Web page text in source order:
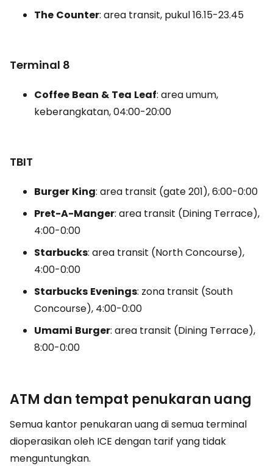
The Counter: area transit, pukul 16.15-23.45
Terminal 8
Coffee Bean & Tea Leaf: area umum,
keberangkatan, 04:00-20:00
TBIT
Burger King: area transit (gate 201),6:00-0:00
Pret-A-Manger: area transit (Dining Terrace),
4:00-0:00
Starbucks: area transit (North Concourse),
4:00-0:00
Starbucks Evenings: zona transit (South
Concourse), 4:00-0:00
Umami Burger: area transit (Dining Terrace),
8:00-0:00
ATM dan tempat penukaran uang
Semua kantor penukaran uang di semua terminal
dioperasikan oleh ICE dengan tarif yang tidak
menguntungkan.